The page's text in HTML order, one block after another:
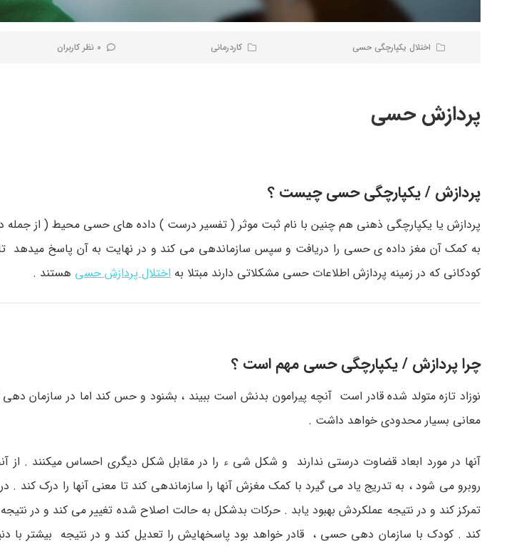
اختلال یکپارچگی حسی کاردرمانی 0 نظر کاربران
پردازش حسی
پردازش / یکپارچگی حسی چیست ؟
پردازش یا یکپارچگی ذهنی هم چنین با نام ثبت موثر ( تفسیر درست ) داده های حسی محیط ( از
به کمک آن مغز داده ی حسی را دریافت و سپس سازماندهی می کند و در نهایت به آن پاسخ میدهد
کودکانی که در زمینه پردازش اطلاعات حسی مشکلاتی دارند مبتلا به اختلال پردازش حسی هستند .
چرا پردازش / یکپارچگی حسی مهم است ؟
نوزاد تازه متولد شده قادر است آنچه پیرامون بدنش است ببیند ، بشنود و حس کند اما در سازمان دهی
معانی بسیار محدودی خواهد داشت .
آنها در مورد ابعاد قضاوت درستی ندارند و شکل شی ء را در مقابل شکل دیگری احساس میکنند . از
روبرو می شود ، به تدریج یاد می گیرد با کمک مغزش آنها را سازماندهی کند تا معنی آنها را درک کند
تمرکز کند و در نتیجه عملکردش بهبود یابد . حرکات بدشکل به حالت اصلاح شده تغییر می کند و در نتیجه
کند . کودک با سازمان دهی حسی ، قادر خواهد بود پاسخهایش را تعدیل کند و در نتیجه بیشتر با